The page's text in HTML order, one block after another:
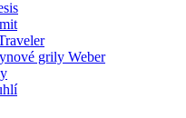
grily Weber